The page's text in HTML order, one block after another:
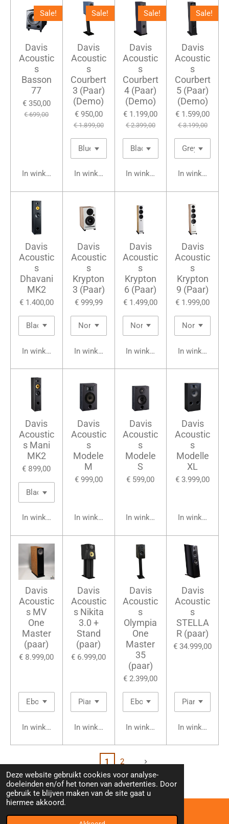
Deze website gebruikt cookies voor analyse-
doeleinden en/of het tonen van advertenties. Door
gebruik te blijven maken van de site gaat u
hiermee akkoord.
Sale!
Davis
Acoustic
s
Basson
77
€ 350,00
€ 699,00
In winkelwagen
Sale!
Davis
Acoustic
s
Courbert
3 (Paar)
(Demo)
€ 950,00
€ 1.899,00
In winkelwagen
Sale!
Davis
Acoustic
s
Courbert
4 (Paar)
(Demo)
€ 1.199,00
€ 2.399,00
In winkelwagen
Sale!
Davis
Acoustic
s
Courbert
5 (Paar)
(Demo)
€ 1.599,00
€ 3.199,00
In
Davis
Acoustic
s
Dhavani
MK2
€ 1.400,00
In winkelwagen
Davis
Acoustic
s
Krypton
3 (Paar)
€ 999,99
In winkelwagen
Davis
Acoustic
s
Krypton
6 (Paar)
€ 1.499,00
In winkelwagen
Davis
Acoustic
s
Krypton
9 (Paar)
€ 1.999,00
In
Davis
Acoustic
s Mani
MK2
€ 899,00
In winkelwagen
Davis
Acoustic
s
Modele
M
€ 999,00
In winkelwagen
Davis
Acoustic
s
Modele
S
€ 599,00
In winkelwagen
Davis
Acoustic
s
Modelle
XL
€ 3.999,00
In
Davis
Acoustic
s MV
One
Master
(paar)
€ 8.999,00
In winkelwagen
Davis
Acoustic
s Nikita
3.0 +
Stand
(paar)
€ 6.999,00
In winkelwagen
Davis
Acoustic
s
Olympia
One
Master
35
(paar)
€ 2.399,00
In winkelwagen
Davis
Acoustic
s
STELLA
R (paar)
€ 34.999,00
In
1 2